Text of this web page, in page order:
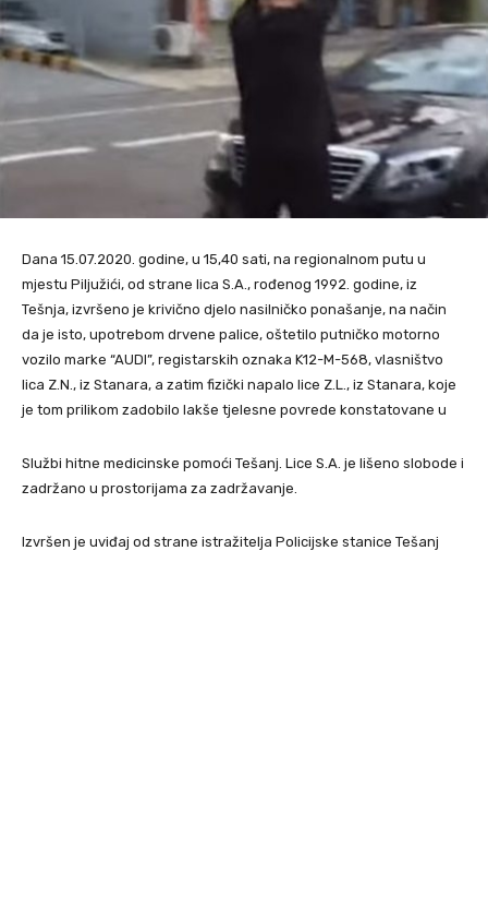
Dana 15.07.2020. godine, u 15,40 sati, na regionalnom putu u
mjestu Piljužići, od strane lica S.A., rođenog 1992. godine, iz
Tešnja, izvršeno je krivično djelo nasilničko ponašanje, na način
da je isto, upotrebom drvene palice, oštetilo putničko motorno
vozilo marke “AUDI”, registarskih oznaka K12-M-568, vlasništvo
lica Z.N., iz Stanara, a zatim fizički napalo lice Z.L., iz Stanara, koje
je tom prilikom zadobilo lakše tjelesne povrede konstatovane u
Službi hitne medicinske pomoći Tešanj. Lice S.A. je lišeno slobode i
zadržano u prostorijama za zadržavanje.
Izvršen je uviđaj od strane istražitelja Policijske stanice Tešanj